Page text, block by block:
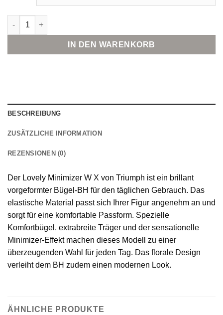
Triumph Lovely Minimizer W X BH Menge
IN DEN WARENKORB
BESCHREIBUNG
ZUSÄTZLICHE INFORMATION
REZENSIONEN (0)
Der Lovely Minimizer W X von Triumph ist ein brillant
vorgeformter Bügel-BH für den täglichen Gebrauch. Das
elastische Material passt sich Ihrer Figur angenehm an und
sorgt für eine komfortable Passform. Spezielle
Komfortbügel, extrabreite Träger und der sensationelle
Minimizer-Effekt machen dieses Modell zu einer
überzeugenden Wahl für jeden Tag. Das florale Design
verleiht dem BH zudem einen modernen Look.
ÄHNLICHE PRODUKTE